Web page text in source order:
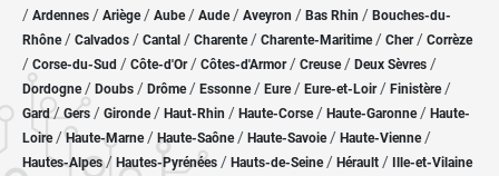
/ Ardennes / Ariège/ Aube/ Aude / Aveyron / Bas Rhin / Bouches-du-
Rhône/ Calvados / Cantal / Charente / Charente-Maritime/ Cher / Corrèze
/ Corse-du-Sud / Côte-d'Or / Côtes-d'Armor/ Creuse/ Deux Sèvres /
Dordogne/ Doubs / Drôme/ Essonne / Eure/ Eure-et-Loir / Finistère/
Gard/ Gers / Gironde/ Haut-Rhin / Haute-Corse/ Haute-Garonne/ Haute-
Loire/Haute-Marne/ Haute-Saône/ Haute-Savoie/ Haute-Vienne/
Hautes-Alpes/ Hautes-Pyrénées / Hauts-de-Seine/ Hérault / Ille-et-Vilaine